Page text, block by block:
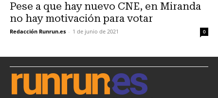
Pese a que hay nuevo CNE, en Miranda
no hay motivación para votar
Redacción Runrun.es - 1 de junio de 2021 0